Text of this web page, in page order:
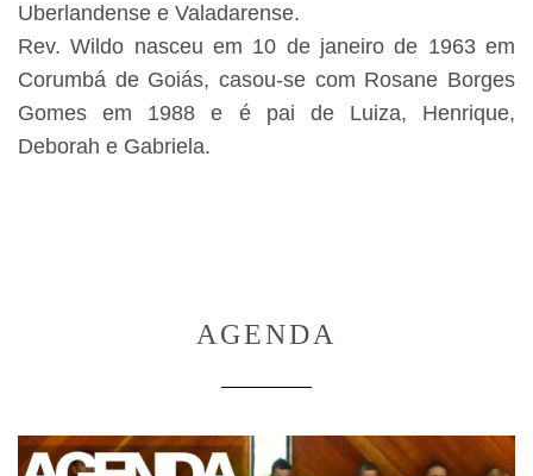
Uberlandense e Valadarense.
Rev. Wildo nasceu em 10 de janeiro de 1963 em
Corumbá de Goiás, casou-se com Rosane Borges
Gomes em 1988 e é pai de Luiza, Henrique,
Deborah e Gabriela.
AGENDA